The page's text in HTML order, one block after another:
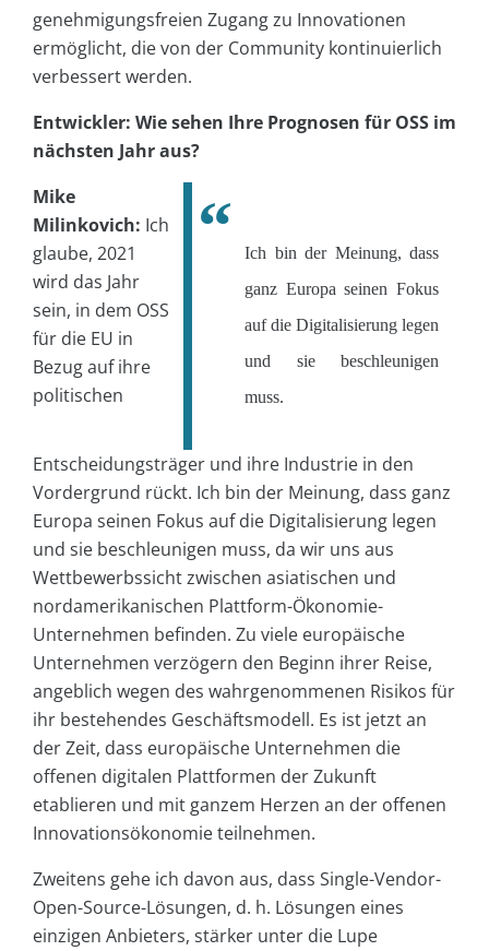
genehmigungsfreien Zugang zu Innovationen
ermöglicht, die von der Community kontinuierlich
verbessert werden.
Entwickler: Wie sehen Ihre Prognosen für OSS im
nächsten Jahr aus?
Ich bin der Meinung, dass
ganz Europa seinen Fokus
auf die Digitalisierung legen
und sie beschleunigen
muss.
Mike
Milinkovich: Ich
glaube, 2021
wird das Jahr
sein, in dem OSS
für die EU in
Bezug auf ihre
politischen
Entscheidungsträger und ihre Industrie in den
Vordergrund rückt. Ich bin der Meinung, dass ganz
Europa seinen Fokus auf die Digitalisierung legen
und sie beschleunigen muss, da wir uns aus
Wettbewerbssicht zwischen asiatischen und
nordamerikanischen Plattform-Ökonomie-
Unternehmen befinden. Zu viele europäische
Unternehmen verzögern den Beginn ihrer Reise,
angeblich wegen des wahrgenommenen Risikos für
ihr bestehendes Geschäftsmodell. Es ist jetzt an
der Zeit, dass europäische Unternehmen die
offenen digitalen Plattformen der Zukunft
etablieren und mit ganzem Herzen an der offenen
Innovationsökonomie teilnehmen.
Zweitens gehe ich davon aus, dass Single-Vendor-
Open-Source-Lösungen, d. h. Lösungen eines
einzigen Anbieters, stärker unter die Lupe